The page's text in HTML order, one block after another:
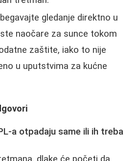
gledanje direktno u
naočare za sunce tokom
zaštite, iako to nije
u uputstvima za kućne
a otpadaju same ili ih treba